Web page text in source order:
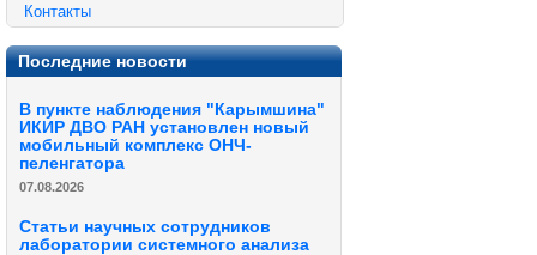
Контакты
Последние новости
В пункте наблюдения "Карымшина"
ИКИР ДВО РАН установлен новый
мобильный комплекс ОНЧ-
пеленгатора
07.08.2026
Статьи научных сотрудников
лаборатории системного анализа